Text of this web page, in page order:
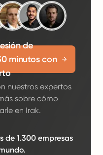
de
minutos con
nuestros expertos
sobre cómo
en Irak.
de 1.300 empresas